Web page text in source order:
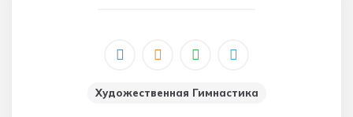
Художественная Гимнастика